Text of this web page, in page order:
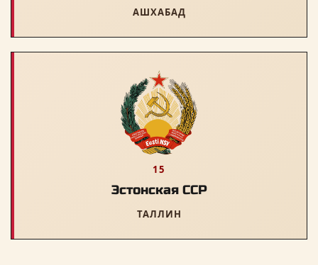
АШХАБАД
15
Эстонская ССР
ТАЛЛИН